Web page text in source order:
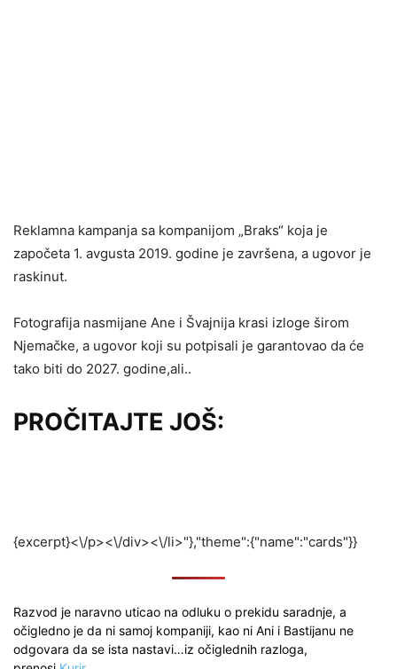
Reklamna kampanja sa kompanijom „Braks“ koja je
započeta 1. avgusta 2019. godine je završena, a ugovor je
raskinut.
Fotografija nasmijane Ane i Švajnija krasi izloge širom
Njemačke, a ugovor koji su potpisali je garantovao da će
tako biti do 2027. godine,ali..
PROČITAJTE JOŠ:
{excerpt}<\/p><\/div><\/li>"},"theme":{"name":"cards"}}
Razvod je naravno uticao na odluku o prekidu saradnje, a
očigledno je da ni samoj kompaniji, kao ni Ani i Bastijanu ne
odgovara da se ista nastavi…iz očiglednih razloga,